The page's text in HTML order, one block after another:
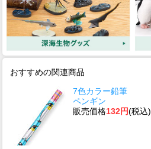
おすすめの関連商品
7色カラー鉛筆
ペンギン
販売価格132円(税込)